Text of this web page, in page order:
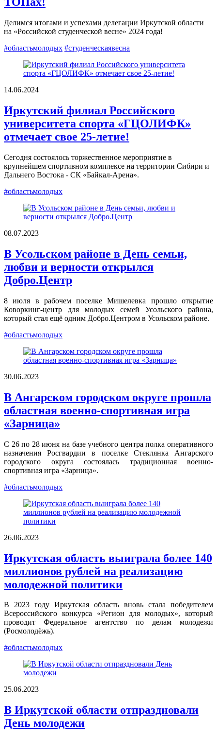
Делимся итогами и успехами делегации Иркутской области
на «Российской студенческой весне» 2024 года!
#областьмолодых #студенческаявесна
14.06.2024
Иркутский филиал Российского
университета спорта «ГЦОЛИФК»
отмечает свое 25-летие!
Сегодня состоялось торжественное мероприятие в
крупнейшем спортивном комплексе на территории Сибири и
Дальнего Востока - СК «Байкал-Арена».
#областьмолодых
08.07.2023
В Усольском районе в День семьи,
любви и верности открылся
Добро.Центр
8 июля в рабочем поселке Мишелевка прошло открытие
Коворкинг-центр для молодых семей Усольского района,
который стал ещё одним Добро.Центром в Усольском районе.
#областьмолодых
30.06.2023
В Ангарском городском округе прошла
областная военно-спортивная игра
«Зарница»
С 26 по 28 июня на базе учебного центра полка оперативного
назначения Росгвардии в поселке Стеклянка Ангарского
городского округа состоялась традиционная военно-
спортивная игра «Зарница».
#областьмолодых
26.06.2023
Иркутская область выиграла более 140
миллионов рублей на реализацию
молодежной политики
В 2023 году Иркутская область вновь стала победителем
Всероссийского конкурса «Регион для молодых», который
проводит Федеральное агентство по делам молодежи
(Росмолодёжь).
#областьмолодых
25.06.2023
В Иркутской области отпраздновали
День молодежи